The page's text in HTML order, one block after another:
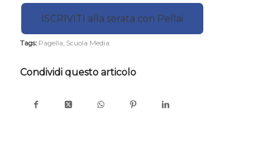
ISCRIVITI alla serata con Pellai
Tags: Pagella, Scuola Media
Condividi questo articolo